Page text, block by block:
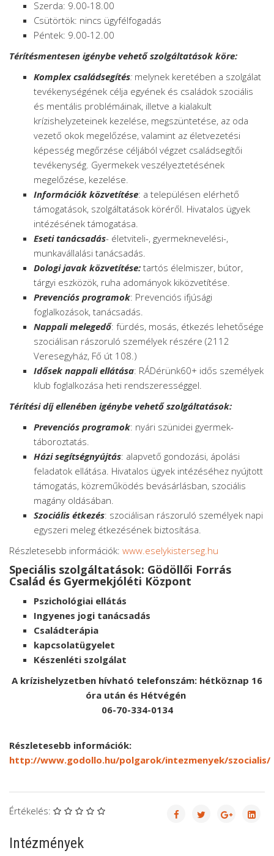
Szerda: 9.00-18.00
Csütörtök: nincs ügyfélfogadás
Péntek: 9.00-12.00
Térítésmentesen igénybe vehető szolgáltatások köre:
Komplex családsegítés: melynek keretében a szolgálat
tevékenységének célja egyének és családok szociális
és mentális problémáinak, illetve a kialakult
krízishelyzeteinek kezelése, megszüntetése, az oda
vezető okok megelőzése, valamint az életvezetési
képesség megőrzése céljából végzet családsegítői
tevékenység. Gyermekek veszélyeztetésének
megelőzése, kezelése.
Információk közvetítése: a településen elérhető
támogatások, szolgáltatások köréről. Hivatalos ügyek
intézésének támogatása.
Eseti tanácsadás- életviteli-, gyermeknevelési-,
munkavállalási tanácsadás.
Dologi javak közvetítése: tartós élelmiszer, bútor,
tárgyi eszközök, ruha adományok kiközvetítése.
Prevenciós programok: Prevenciós ifjúsági
foglalkozások, tanácsadás.
Nappali melegedő: fürdés, mosás, étkezés lehetősége
szociálisan rászoruló személyek részére (2112
Veresegyház, Fő út 108.)
Idősek nappali ellátása: RÁDérünk60+ idős személyek
klub foglalkozása heti rendszerességgel.
Térítési díj ellenében igénybe vehető szolgáltatások:
Prevenciós programok: nyári szünidei gyermek-
táboroztatás.
Házi segítségnyújtás: alapvető gondozási, ápolási
feladatok ellátása. Hivatalos ügyek intézéséhez nyújtott
támogatás, közreműködés bevásárlásban, szociális
magány oldásában.
Szociális étkezés: szociálisan rászoruló személyek napi
egyszeri meleg étkezésének biztosítása.
Részletesebb információk: www.eselykisterseg.hu
Speciális szolgáltatások: Gödöllői Forrás
Család és Gyermekjóléti Központ
Pszichológiai ellátás
Ingyenes jogi tanácsadás
Családterápia
kapcsolatügyelet
Készenléti szolgálat
A krízishelyzetben hívható telefonszám: hétköznap 16
óra után és Hétvégén
06-70-334-0134
Részletesebb információk:
http://www.godollo.hu/polgarok/intezmenyek/szocialis/
Értékelés:
Intézmények